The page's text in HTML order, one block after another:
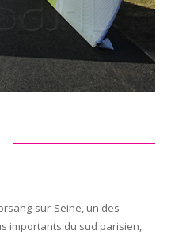
sur-Seine, un des
importants du sud parisien,